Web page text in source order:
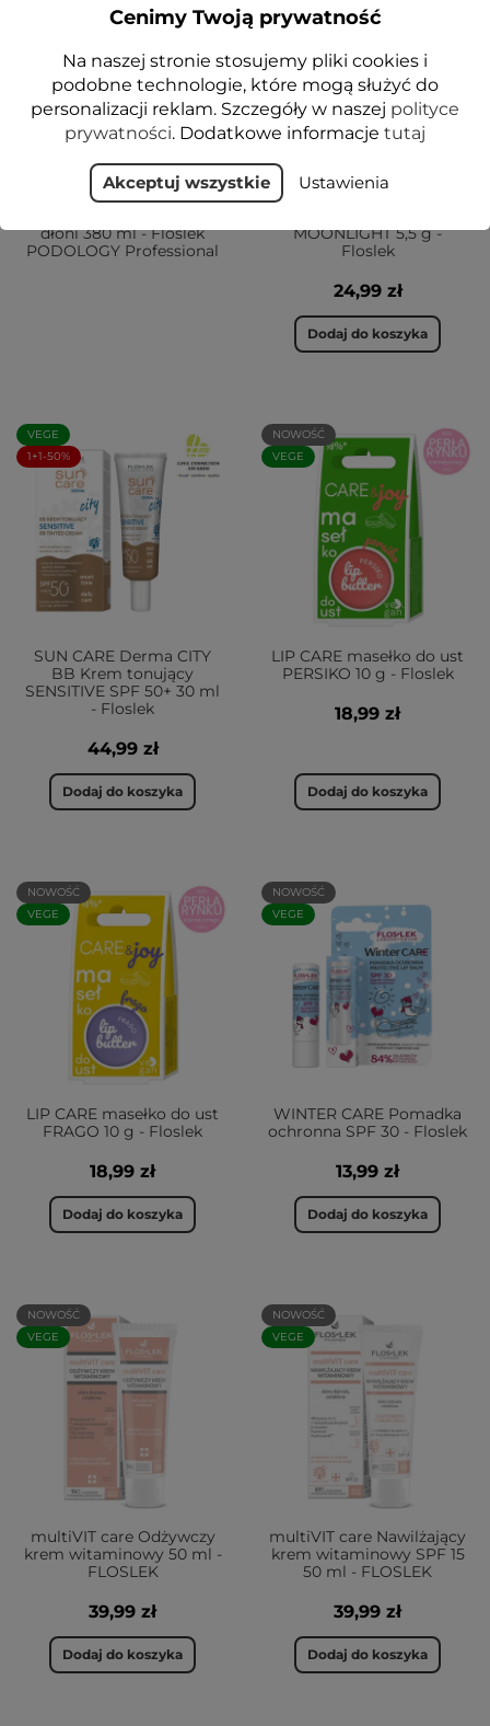
dłoni 380 ml - Floslek
PODOLOGY Professional
VEGE
MOONLIGHT 5,5 g -
Floslek
24,99 zł
Dodaj do koszyka
VEGE
1+1-50%
SUN CARE Derma CITY
BB Krem tonujący
SENSITIVE SPF 50+ 30 ml
- Floslek
44,99 zł
Dodaj do koszyka
NOWOŚĆ
VEGE
LIP CARE masełko do ust
PERSIKO 10 g - Floslek
18,99 zł
Dodaj do koszyka
NOWOŚĆ
VEGE
LIP CARE masełko do ust
FRAGO 10 g - Floslek
18,99 zł
Dodaj do koszyka
NOWOŚĆ
VEGE
WINTER CARE Pomadka
ochronna SPF 30 - Floslek
13,99 zł
Dodaj do koszyka
NOWOŚĆ
VEGE
multiVIT care Odżywczy
krem witaminowy 50 ml -
FLOSLEK
39,99 zł
Dodaj do koszyka
NOWOŚĆ
VEGE
multiVIT care Nawilżający
krem witaminowy SPF 15
50 ml - FLOSLEK
39,99 zł
Dodaj do koszyka
Cenimy Twoją prywatność
Na naszej stronie stosujemy pliki cookies i
podobne technologie, które mogą służyć do
personalizacji reklam. Szczegóły w naszej polityce
prywatności. Dodatkowe informacje tutaj
Akceptuj wszystkie Ustawienia